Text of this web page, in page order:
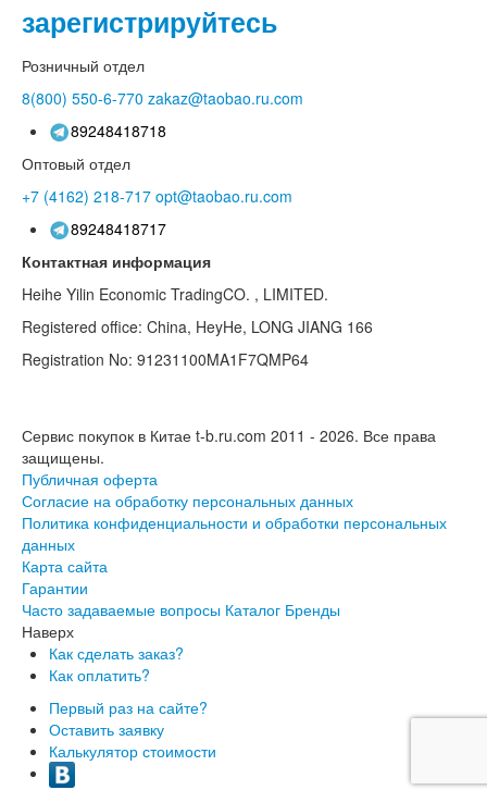
зарегистрируйтесь
Розничный отдел
8(800) 550-6-770 zakaz@taobao.ru.com
89248418718
Оптовый отдел
+7 (4162) 218-717 opt@taobao.ru.com
89248418717
Контактная информация
Heihe Yilin Economic TradingCO. , LIMITED.
Registered office: China, HeyHe, LONG JIANG 166
Registration No: 91231100MA1F7QMP64
Сервис покупок в Китае t-b.ru.com 2011 - 2026. Все права
защищены.
Публичная оферта
Согласие на обработку персональных данных
Политика конфиденциальности и обработки персональных
данных
Карта сайта
Гарантии
Часто задаваемые вопросы Каталог Бренды
Наверх
Как сделать заказ?
Как оплатить?
Первый раз на сайте?
Оставить заявку
Калькулятор стоимости